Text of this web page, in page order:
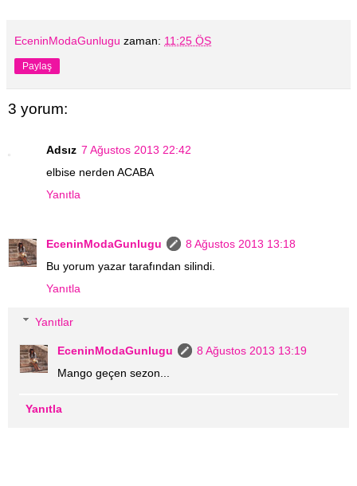
EceninModaGunlugu zaman: 11:25 ÖS
Paylaş
3 yorum:
Adsız 7 Ağustos 2013 22:42
elbise nerden ACABA
Yanıtla
EceninModaGunlugu
8 Ağustos 2013 13:18
Bu yorum yazar tarafından silindi.
Yanıtla
Yanıtlar
EceninModaGunlugu
8 Ağustos 2013 13:19
Mango geçen sezon...
Yanıtla